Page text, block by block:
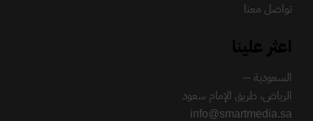
تواصل معنا
السعودية —
الرياض، طريق الإمام سعود
info@smartmedia.sa